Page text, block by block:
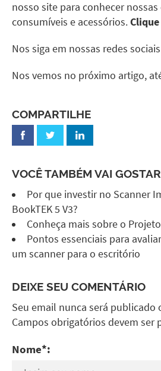
nosso site para conhecer
consumíveis e acessórios.
Nos siga em nossas redes sociais
Nos vemos no próximo artigo,
COMPARTILHE
VOCÊ TAMBÉM VAI
Por que investir no Scanner
BookTEK 5 V3?
Conheça mais sobre o
Pontos essenciais para
um scanner para o escritório
DEIXE SEU COMENTÁRIO
Seu email nunca será publicado
Campos obrigatórios devem ser
Nome*: